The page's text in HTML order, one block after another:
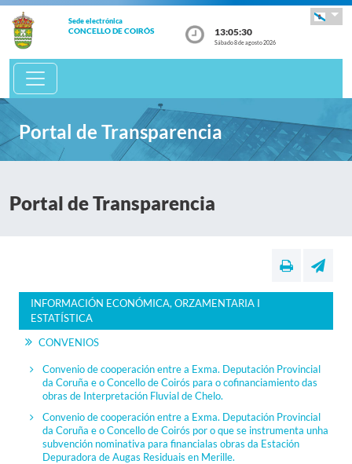
Sede electrónica
CONCELLO DE COIRÓS 13:05:31
Sábado 8 de agosto 2026
Portal de Transparencia
Portal de Transparencia
INFORMACIÓN ECONÓMICA, ORZAMENTARIA I
ESTATÍSTICA
CONVENIOS
Convenio de cooperación entre a Exma. Deputación Provincial
da Coruña e o Concello de Coirós para o cofinanciamiento das
obras de Interpretación Fluvial de Chelo.
Convenio de cooperación entre a Exma. Deputación Provincial
da Coruña e o Concello de Coirós por o que se instrumenta unha
subvención nominativa para financialas obras da Estación
Depuradora de Augas Residuais en Merille.